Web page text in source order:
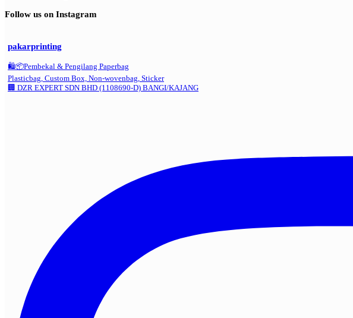
Follow us on Instagram
pakarprinting
🛍️📦Pembekal & Pengilang Paperbag
Plasticbag, Custom Box, Non-wovenbag, Sticker
🏢 DZR EXPERT SDN BHD (1108690-D) BANGI/KAJANG